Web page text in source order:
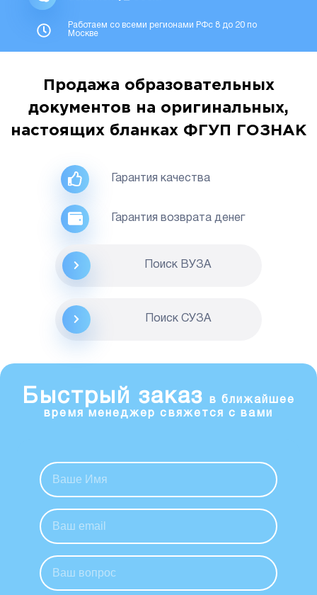
Работаем со всеми регионами РФс 8 до 20 по
Москве
Продажа образовательных
документов на оригинальных,
настоящих бланках ФГУП ГОЗНАК
Гарантия качества
Гарантия возврата денег
Поиск ВУЗА
Поиск CУЗА
Быстрый заказ
в ближайшее
время менеджер свяжется с вами